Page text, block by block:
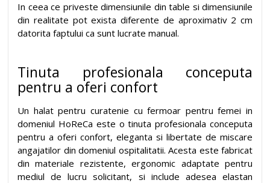
In ceea ce priveste dimensiunile din table si dimensiunile
din realitate pot exista diferente de aproximativ 2 cm
datorita faptului ca sunt lucrate manual.
Tinuta profesionala conceputa
pentru a oferi confort
Un halat pentru curatenie cu fermoar pentru femei in
domeniul HoReCa este o tinuta profesionala conceputa
pentru a oferi confort, eleganta si libertate de miscare
angajatilor din domeniul ospitalitatii. Acesta este fabricat
din materiale rezistente, ergonomic adaptate pentru
mediul de lucru solicitant, si include adesea elastan